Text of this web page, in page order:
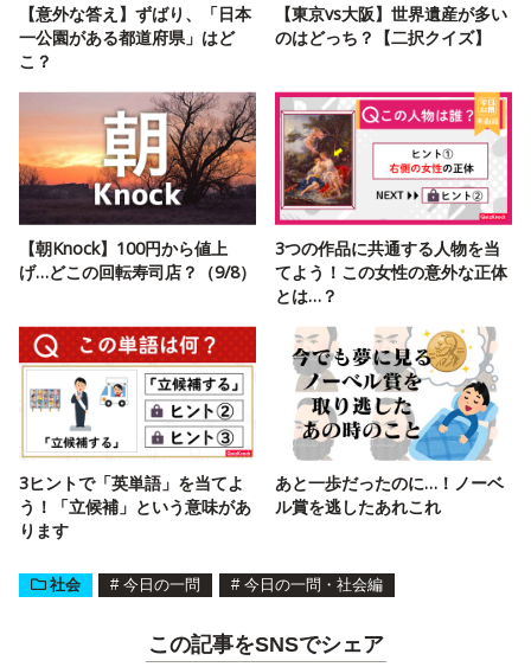
【意外な答え】ずばり、「日本
一公園がある都道府県」はど
こ？
【東京vs大阪】世界遺産が多い
のはどっち？【二択クイズ】
【朝Knock】100円から値上
げ…どこの回転寿司店？（9/8）
3つの作品に共通する人物を当
てよう！この女性の意外な正体
とは…？
3ヒントで「英単語」を当てよ
う！「立候補」という意味があ
ります
あと一歩だったのに…！ノーベ
ル賞を逃したあれこれ
社会 # 今日の一問 # 今日の一問・社会編
この記事をSNSでシェア